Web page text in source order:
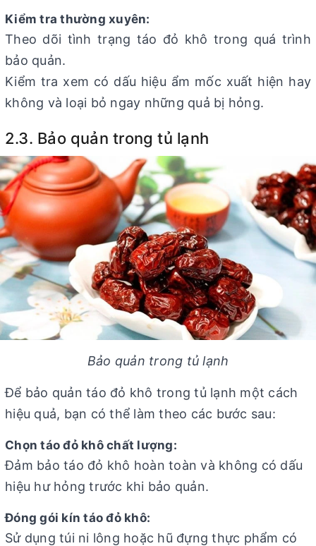
Kiểm tra thường xuyên:
Theo dõi tình trạng táo đỏ khô trong quá trình
bảo quản.
Kiểm tra xem có dấu hiệu ẩm mốc xuất hiện hay
không và loại bỏ ngay những quả bị hỏng.
2.3. Bảo quản trong tủ lạnh
Bảo quản trong tủ lạnh
Để bảo quản táo đỏ khô trong tủ lạnh một cách
hiệu quả, bạn có thể làm theo các bước sau:
Chọn táo đỏ khô chất lượng:
Đảm bảo táo đỏ khô hoàn toàn và không có dấu
hiệu hư hỏng trước khi bảo quản.
Đóng gói kín táo đỏ khô:
Sử dụng túi ni lông hoặc hũ đựng thực phẩm có